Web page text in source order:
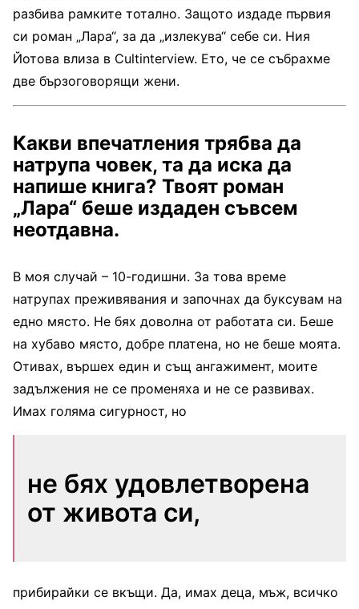
разбива рамките тотално. Защото издаде първия
си роман „Лара“, за да „излекува“ себе си. Ния
Йотова влиза в Cultinterview. Ето, че се събрахме
две бързоговорящи жени.
Какви впечатления трябва да
натрупа човек, та да иска да
напише книга? Твоят роман
„Лара“ беше издаден съвсем
неотдавна.
В моя случай – 10-годишни. За това време
натрупах преживявания и започнах да буксувам на
едно място. Не бях доволна от работата си. Беше
на хубаво място, добре платена, но не беше моята.
Отивах, вършех един и същ ангажимент, моите
задължения не се променяха и не се развивах.
Имах голяма сигурност, но
не бях удовлетворена
от живота си,
прибирайки се вкъщи. Да, имах деца, мъж, всичко